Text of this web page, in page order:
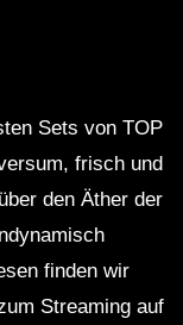
Sets von TOP
frisch und
den Äther der
finden wir
Streaming auf